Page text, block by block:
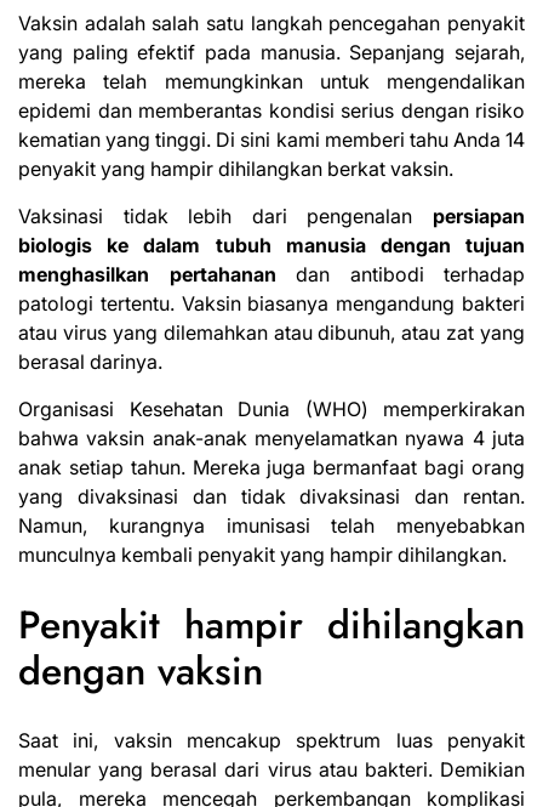
Vaksin adalah salah satu langkah pencegahan penyakit
yang paling efektif pada manusia. Sepanjang sejarah,
mereka telah memungkinkan untuk mengendalikan
epidemi dan memberantas kondisi serius dengan risiko
kematian yang tinggi. Di sini kami memberi tahu Anda 14
penyakit yang hampir dihilangkan berkat vaksin.
Vaksinasi tidak lebih dari pengenalan persiapan
biologis ke dalam tubuh manusia dengan tujuan
menghasilkan pertahanan dan antibodi terhadap
patologi tertentu. Vaksin biasanya mengandung bakteri
atau virus yang dilemahkan atau dibunuh, atau zat yang
berasal darinya.
Organisasi Kesehatan Dunia (WHO) memperkirakan
bahwa vaksin anak-anak menyelamatkan nyawa 4 juta
anak setiap tahun. Mereka juga bermanfaat bagi orang
yang divaksinasi dan tidak divaksinasi dan rentan.
Namun, kurangnya imunisasi telah menyebabkan
munculnya kembali penyakit yang hampir dihilangkan.
Penyakit hampir dihilangkan
dengan vaksin
Saat ini, vaksin mencakup spektrum luas penyakit
menular yang berasal dari virus atau bakteri. Demikian
pula, mereka mencegah perkembangan komplikasi